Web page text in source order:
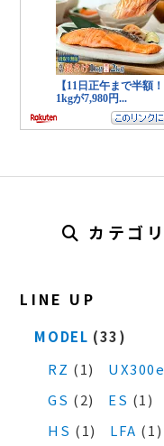
カテゴ
LINE UP
MODEL (33)
RZ (1) UX300e
GS (2) ES (1)
HS (1) LFA (1)